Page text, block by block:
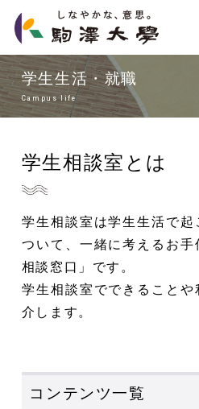
学生生活・就職
Campus life
学生相談室とは
学生相談室は学生生活で
ついて、一緒に考えるお
相談窓口」です。
学生相談室でできること
介します。
コンテンツ一覧